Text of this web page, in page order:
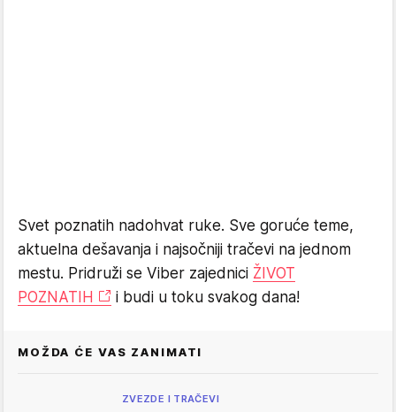
Svet poznatih nadohvat ruke. Sve goruće teme,
aktuelna dešavanja i najsočniji tračevi na jednom
mestu. Pridruži se Viber zajednici ŽIVOT
POZNATIH
i budi u toku svakog dana!
MOŽDA ĆE VAS ZANIMATI
ZVEZDE I TRAČEVI